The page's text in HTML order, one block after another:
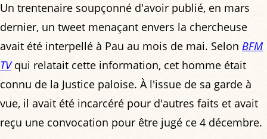
Un trentenaire soupçonné d'avoir publié, en mars
dernier, un tweet menaçant envers la chercheuse
avait été interpellé à Pau au mois de mai. Selon BFM
TVqui relatait cette information, cet homme était
connu de la Justice paloise. À l'issue de sa garde à
vue, il avait été incarcéré pour d'autres faits et avait
reçu une convocation pour être jugé ce 4 décembre.